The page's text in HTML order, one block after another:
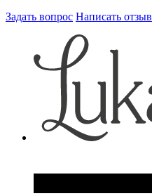
Задать вопрос Написать отзыв